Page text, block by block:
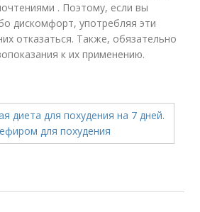
. Поэтому, если вы
дискомфорт, употребляя эти
отказаться. Также, обязательно
к их применению.